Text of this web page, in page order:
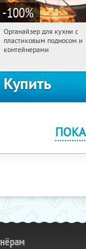
-100%
13:50:59
Россия
Органайзер для кухни с
пластиковым подносом и
контейнерами
Купить